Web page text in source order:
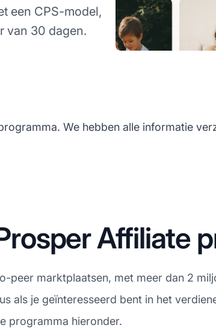
een CPS-model,
van 30 dagen.
We hebben alle informatie
Affiliate
peer marktplaatsen, met meer dan 2
als je geïnteresseerd bent in het
programma hieronder.